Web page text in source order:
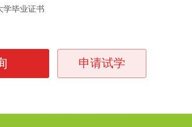
学毕业证书
申请试学